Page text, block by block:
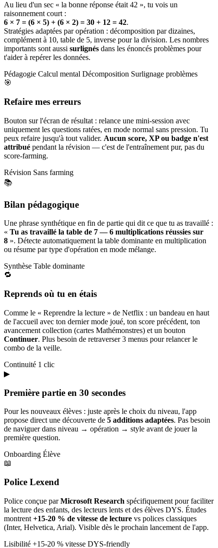
Au lieu d'un sec « la bonne réponse était 42 », tu vois un
raisonnement court :
6 × 7 = (6 × 5) + (6 × 2) = 30 + 12 = 42.
Stratégies adaptées par opération : décomposition par dizaines,
complément à 10, table de 5, inverse pour la division. Les nombres
importants sont aussi surlignés dans les énoncés problèmes pour
t'aider à repérer les données.
Pédagogie Calcul mental Décomposition Surlignage problèmes
🎯
Refaire mes erreurs
Bouton sur l'écran de résultat : relance une mini-session avec
uniquement les questions ratées, en mode normal sans pression. Tu
peux refaire jusqu'à tout valider. Aucun score, XP ou badge n'est
attribué pendant la révision — c'est de l'entraînement pur, pas du
score-farming.
Révision Sans farming
📚
Bilan pédagogique
Une phrase synthétique en fin de partie qui dit ce que tu as travaillé :
« Tu as travaillé la table de 7 — 6 multiplications réussies sur
8 ». Détecte automatiquement la table dominante en multiplication
ou résume par type d'opération en mode mélange.
Synthèse Table dominante
🔁
Reprends où tu en étais
Comme le « Reprendre la lecture » de Netflix : un bandeau en haut
de l'accueil avec ton dernier mode joué, ton score précédent, ton
avancement collection (cartes Mathémonstres) et un bouton
Continuer. Plus besoin de retraverser 3 menus pour relancer le
combo de la veille.
Continuité 1 clic
▶
Première partie en 30 secondes
Pour les nouveaux élèves : juste après le choix du niveau, l'app
propose direct une découverte de 5 additions adaptées. Pas besoin
de naviguer dans niveau → opération → style avant de jouer la
première question.
Onboarding Élève
📖
Police Lexend
Police conçue parMicrosoft Research spécifiquement pour faciliter
la lecture des enfants, des lecteurs lents et des élèves DYS. Études
montrent +15-20 % de vitesse de lecture vs polices classiques
(Inter, Helvetica, Arial). Visible dès le prochain lancement de l'app.
Lisibilité +15-20 % vitesse DYS-friendly